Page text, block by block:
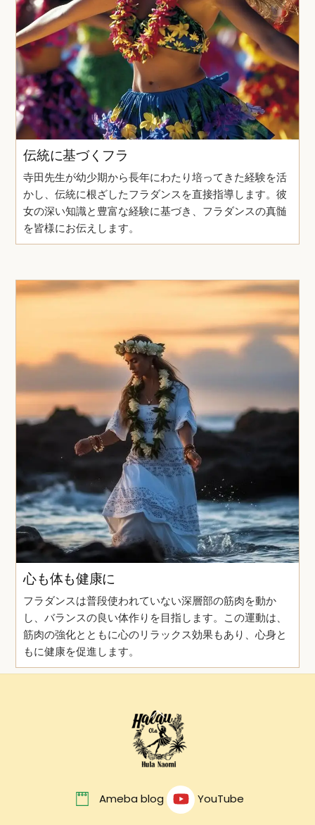
伝統に基づくフラ
寺田先生が幼少期から長年にわたり培ってきた経験を活
かし、伝統に根ざしたフラダンスを直接指導します。彼
女の深い知識と豊富な経験に基づき、フラダンスの真髄
を皆様にお伝えします。
心も体も健康に
フラダンスは普段使われていない深層部の筋肉を動か
し、バランスの良い体作りを目指します。この運動は、
筋肉の強化とともに心のリラックス効果もあり、心身と
もに健康を促進します。
Back
To
Top
Ameba blog YouTube